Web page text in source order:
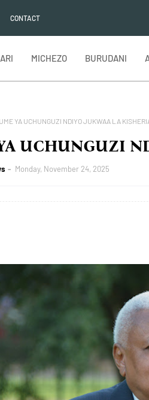
CONTACT
MICHEZO BURUDANI
YA UCHUNGUZI NDIYO JUKWAA LA
UCHUNGUZI
Monday, November 24, 2025